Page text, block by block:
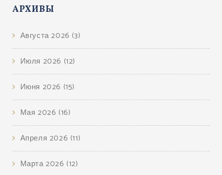
АРХИВЫ
Августа 2026 (3)
Июля 2026 (12)
Июня 2026 (15)
Мая 2026 (16)
Апреля 2026 (11)
Марта 2026 (12)